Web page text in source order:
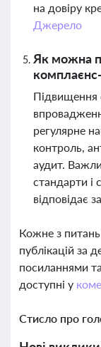
на довіру
Джерело
Як можна
Підвищення
регулярне
контроль,
аудит.
стандарти і
відповідає
Кожне з
публікацій за
посиланнями
доступні у
Стисло про